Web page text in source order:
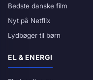
Bedste danske film
Nyt på Netflix
Lydbøger til børn
EL & ENERGI